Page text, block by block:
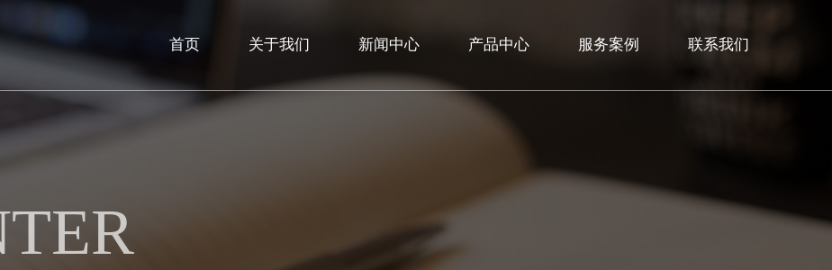
首页 关于我们 新闻中心 产品中心 服务案例 联系我们